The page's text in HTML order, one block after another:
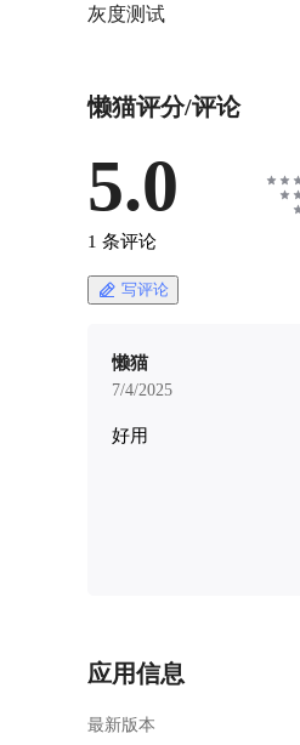
灰度测试
懒猫评分/评论
5.0
1 条评论
写评论
懒猫
7/4/2025
好用
应用信息
最新版本